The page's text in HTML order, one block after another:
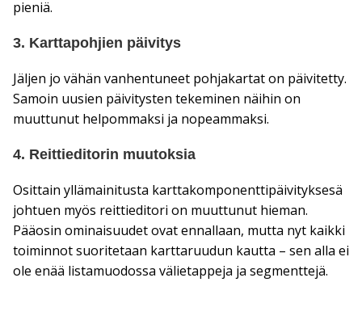
pieniä.
3. Karttapohjien päivitys
Jäljen jo vähän vanhentuneet pohjakartat on päivitetty.
Samoin uusien päivitysten tekeminen näihin on
muuttunut helpommaksi ja nopeammaksi.
4. Reittieditorin muutoksia
Osittain yllämainitusta karttakomponenttipäivityksesä
johtuen myös reittieditori on muuttunut hieman.
Pääosin ominaisuudet ovat ennallaan, mutta nyt kaikki
toiminnot suoritetaan karttaruudun kautta – sen alla ei
ole enää listamuodossa välietappeja ja segmenttejä.